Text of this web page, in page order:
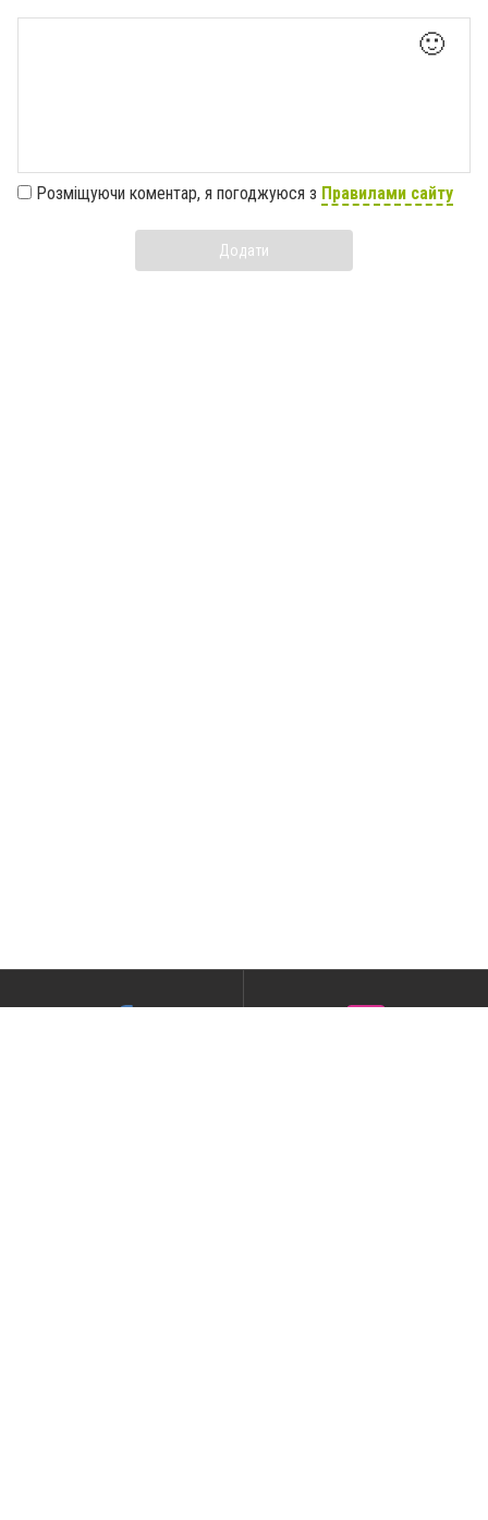
🙂
Розміщуючи коментар, я погоджуюся з Правилами сайту
Додати